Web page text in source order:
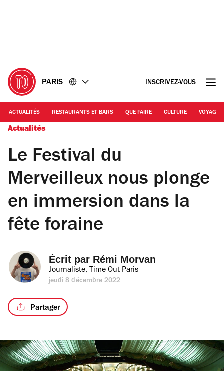
PARIS INSCRIVEZ-VOUS
ACTUALITÉS RESTAURANTS ET BARS QUE FAIRE CULTURE VOYAGE
Actualités
Le Festival du
Merveilleux nous plonge
en immersion dans la
fête foraine
Écrit par Rémi Morvan
Journaliste, Time Out Paris
jeudi 8 décembre 2022
Partager